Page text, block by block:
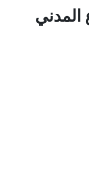
المدني